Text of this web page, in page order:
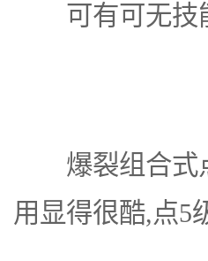
可有可无技
爆裂组合式点
用显得很酷,点5